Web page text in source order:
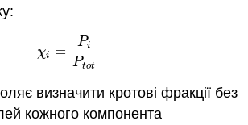
χi =
Pi
Ptot
χi=P Ptot
визначити кротові фракції без
кожного компонента